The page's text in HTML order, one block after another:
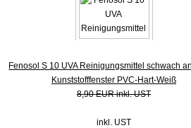
Fenosol S 10 UVA Reinigungsmittel schwach
Kunststofffenster PVC-Hart-Weiß
8,90 EUR inkl. UST
inkl. UST